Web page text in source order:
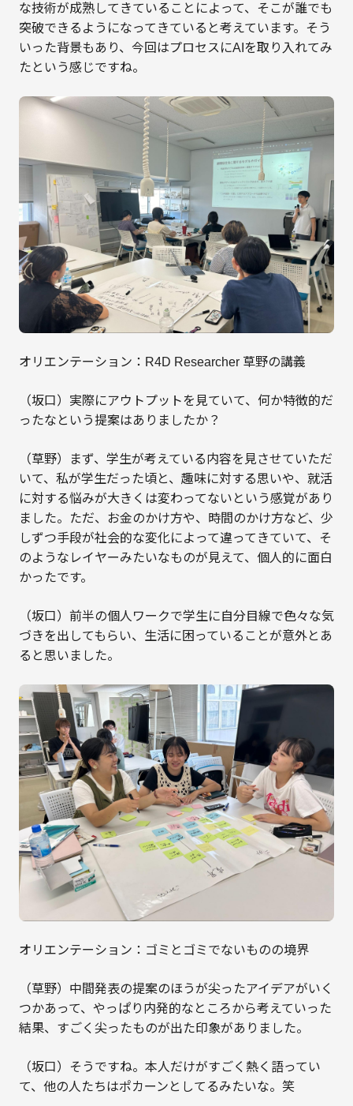
な技術が成熟してきていることによって、そこが誰でも
突破できるようになってきていると考えています。そう
いった背景もあり、今回はプロセスにAIを取り入れてみ
たという感じですね。
オリエンテーション：R4D Researcher 草野の講義
（坂口）実際にアウトプットを見ていて、何か特徴的だ
ったなという提案はありましたか？
（草野）まず、学生が考えている内容を見させていただ
いて、私が学生だった頃と、趣味に対する思いや、就活
に対する悩みが大きくは変わってないという感覚があり
ました。ただ、お金のかけ方や、時間のかけ方など、少
しずつ手段が社会的な変化によって違ってきていて、そ
のようなレイヤーみたいなものが見えて、個人的に面白
かったです。
（坂口）前半の個人ワークで学生に自分目線で色々な気
づきを出してもらい、生活に困っていることが意外とあ
ると思いました。
オリエンテーション：ゴミとゴミでないものの境界
（草野）中間発表の提案のほうが尖ったアイデアがいく
つかあって、やっぱり内発的なところから考えていった
結果、すごく尖ったものが出た印象がありました。
（坂口）そうですね。本人だけがすごく熱く語ってい
て、他の人たちはポカーンとしてるみたいな。笑